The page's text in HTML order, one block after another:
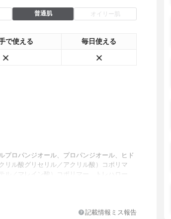
普通肌 オイリー肌
で使える 毎日使える
プロパンジオール、プロパンジオール、ヒド
リル酸グリセリル／アクリル酸）コポリマ
ル／マレイン酸）コポリマー、トレハロー
パンテノール、カルボマー、アルギニン、Ｅ
ール、カンゾウ根エキス、チョウセンゴミシ果
記載情報ミス報告